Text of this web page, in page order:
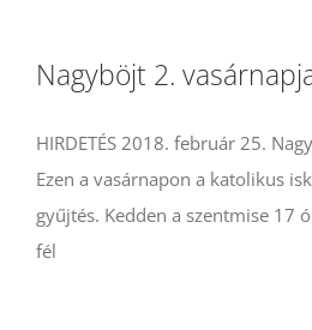
Nagyböjt 2.
HIRDETÉS 2018. február 25.
Ezen a vasárnapon a katolikus
gyűjtés. Kedden a szentmise 17
fél